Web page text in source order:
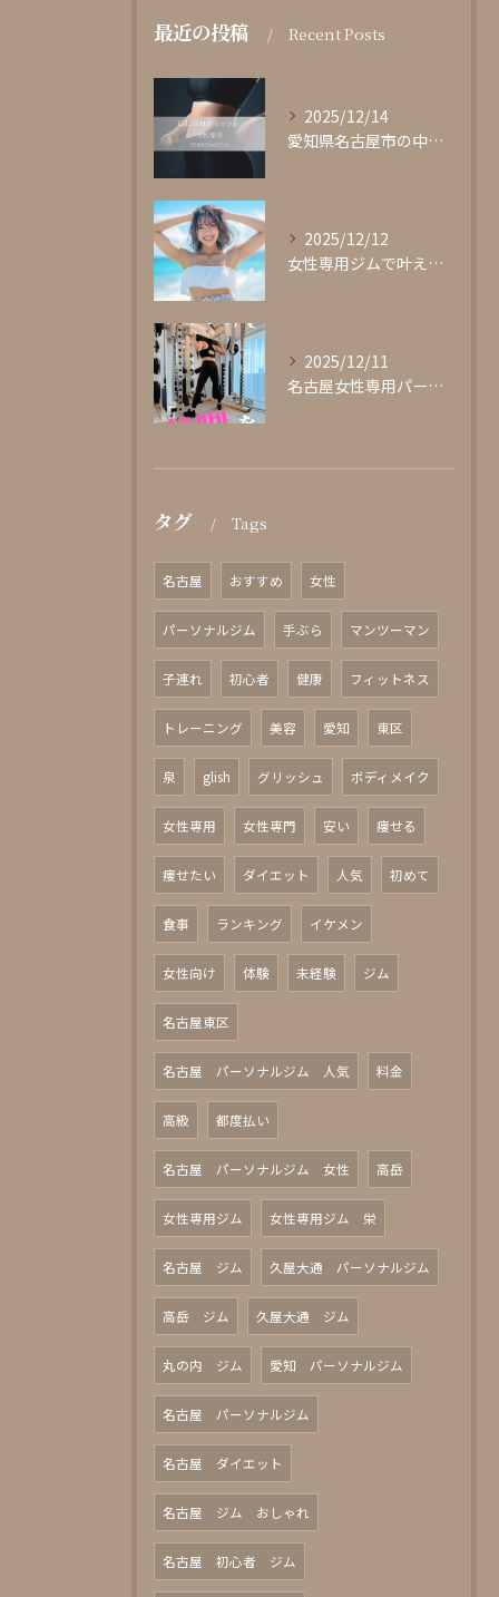
最近の投稿 Recent Posts
2025/12/14
愛知県名古屋市の中心部に位置する女性専用パーソナルジムgli...
2025/12/12
女性専用ジムで叶える理想の体型作り
2025/12/11
名古屋女性専用パーソナルジムglishグリッシュ
タグ Tags
名古屋 おすすめ 女性
パーソナルジム 手ぶら マンツーマン
子連れ 初心者 健康 フィットネス
トレーニング 美容 愛知 東区
泉 glish グリッシュ ボディメイク
女性専用 女性専門 安い 痩せる
痩せたい ダイエット 人気 初めて
食事 ランキング イケメン
女性向け 体験 未経験 ジム
名古屋東区
名古屋 パーソナルジム 人気 料金
高級 都度払い
名古屋 パーソナルジム 女性 高岳
女性専用ジム 女性専用ジム 栄
名古屋 ジム 久屋大通 パーソナルジム
高岳 ジム 久屋大通 ジム
丸の内 ジム 愛知 パーソナルジム
名古屋 パーソナルジム
名古屋 ダイエット
名古屋 ジム おしゃれ
名古屋 初心者 ジム